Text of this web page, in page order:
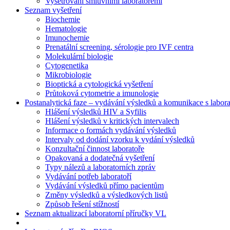
Seznam vyšetření
Biochemie
Hematologie
Imunochemie
Prenatální screening, sérologie pro IVF centra
Molekulární biologie
Cytogenetika
Mikrobiologie
Bioptická a cytologická vyšetření
Průtoková cytometrie a imunologie
Postanalytická faze – vydávání výsledků a komunikace s
Hlášení výsledků HIV a Syfilis
Hlášení výsledků v kritických intervalech
Informace o formách vydávání výsledků
Intervaly od dodání vzorku k vydání výsledků
Konzultační činnost laboratoře
Opakovaná a dodatečná vyšetření
Typy nálezů a laboratorních zpráv
Vydávání potřeb laboratoří
Vydávání výsledků přímo pacientům
Změny výsledků a výsledkových listů
Způsob řešení stížností
Seznam aktualizací laboratorní příručky VL